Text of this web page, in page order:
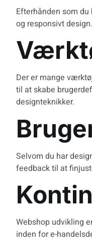
Efterhånden som
og responsivt
Der er mange
til at skabe
designteknikker.
Selvom du har
feedback til at
Webshop udvikling
inden for e-